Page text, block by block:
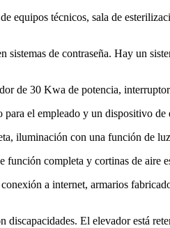
equipos técnicos, sala de
sistemas de contraseña. Hay un
de 30 Kwa de potencia,
el empleado y un dispositivo
iluminación con una función de
completa y cortinas de aire
a internet, armarios
discapacidades. El elevador está